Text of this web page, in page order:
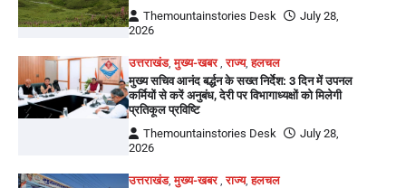
Themountainstories Desk
July 28,
2026
उत्तराखंड,मुख्य-खबर ,राज्य,हलचल
मुख्य सचिव आनंद बर्द्धन के सख्त निर्देश: 3 दिन में उपनल
कर्मियों से करें अनुबंध, देरी पर विभागाध्यक्षों को मिलेगी
प्रतिकूल प्रविष्टि
Themountainstories Desk
July 28,
2026
उत्तराखंड,मुख्य-खबर ,राज्य,हलचल